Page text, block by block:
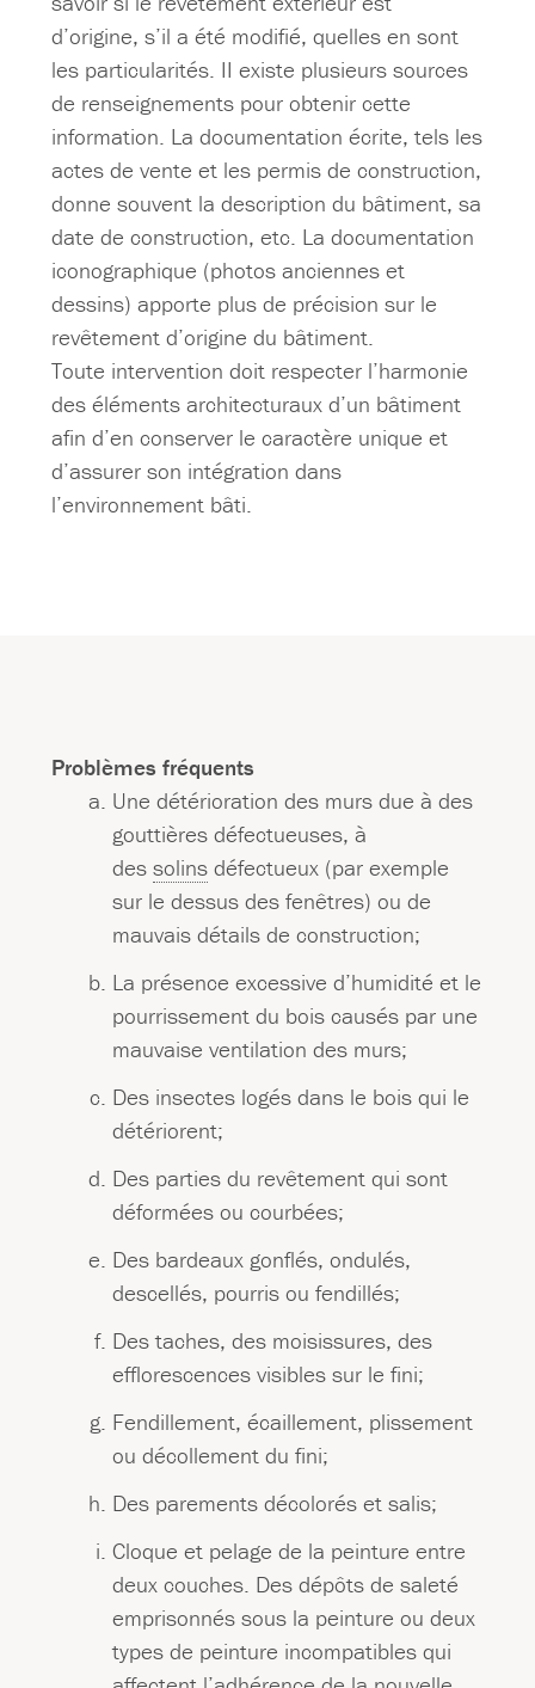
d’origine, s’il a été modifié, quelles en sont
les particularités. II existe plusieurs sources
de renseignements pour obtenir cette
information. La documentation écrite, tels les
actes de vente et les permis de construction,
donne souvent la description du bâtiment, sa
date de construction, etc. La documentation
iconographique (photos anciennes et
dessins) apporte plus de précision sur le
revêtement d’origine du bâtiment.
Toute intervention doit respecter l’harmonie
des éléments architecturaux d’un bâtiment
afin d’en conserver le caractère unique et
d’assurer son intégration dans
l’environnement bâti.
Problèmes fréquents
Une détérioration des murs due à des
gouttières défectueuses, à
des solinsdéfectueux (par exemple
sur le dessus des fenêtres) ou de
mauvais détails de construction;
La présence excessive d’humidité et le
pourrissement du bois causés par une
mauvaise ventilation des murs;
Des insectes logés dans le bois qui le
détériorent;
Des parties du revêtement qui sont
déformées ou courbées;
Des bardeaux gonflés, ondulés,
descellés, pourris ou fendillés;
Des taches, des moisissures, des
efflorescences visibles sur le fini;
Fendillement, écaillement, plissement
ou décollement du fini;
Des parements décolorés et salis;
Cloque et pelage de la peinture entre
deux couches. Des dépôts de saleté
emprisonnés sous la peinture ou deux
types de peinture incompatibles qui